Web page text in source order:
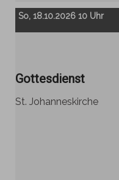
So, 18.10.2026 10 Uhr
Gottesdienst
St. Johanneskirche